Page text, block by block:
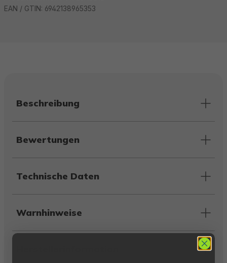
EAN / GTIN: 6942138965353
Beschreibung
Bewertungen
Technische Daten
Warnhinweise